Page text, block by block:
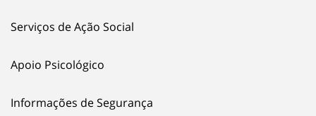
Serviços de Ação Social
Apoio Psicológico
Informações de Segurança